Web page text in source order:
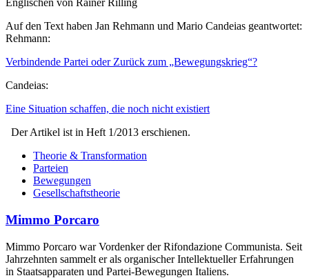
Englischen von Rainer Rilling
Auf den Text haben Jan Rehmann und Mario Candeias geantwortet:
Rehmann:
Verbindende Partei oder Zurück zum „Bewegungskrieg“?
Candeias:
Eine Situation schaffen, die noch nicht existiert
Der Artikel ist in Heft 1/2013 erschienen.
Theorie & Transformation
Parteien
Bewegungen
Gesellschaftstheorie
Mimmo Porcaro
Mimmo Porcaro war Vordenker der Rifondazione Communista. Seit
Jahrzehnten sammelt er als organischer Intellektueller Erfahrungen
in Staatsapparaten und Partei-Bewegungen Italiens.